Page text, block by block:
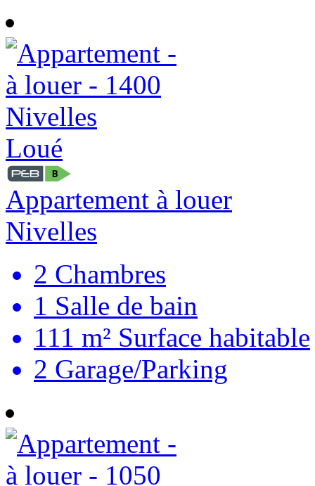
Loué
Appartement à louer
Nivelles
2 Chambres
1 Salle de bain
111 m² Surface habitable
2 Garage/Parking